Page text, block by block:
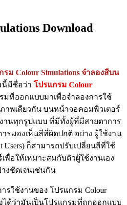
Download
รม Colour Simulations จำลองสีบน
นี้มีชื่อว่า โปรแกรม Colour
มที่ออกแบบมาเพื่อจำลองการใช้
าพเดียวกัน บนหน้าจอคอมพิวเตอร์
านทุกรูปแบบ ที่มีทั้งผู้ที่มีสายตาการ
รมองเห็นสีที่ผิดปกติ อย่าง ผู้ใช้งาน
Users) ก็สามารถปรับเปลี่ยนสีที่ใช้
พื่อให้เหมาะสมกับตัวผู้ใช้งานเอง
งชัดเจนเช่นกัน
รใช้งานของ โปรแกรม Colour
งได้ว่ามันเป็นโปรแกรมที่ถูกออกแบบ